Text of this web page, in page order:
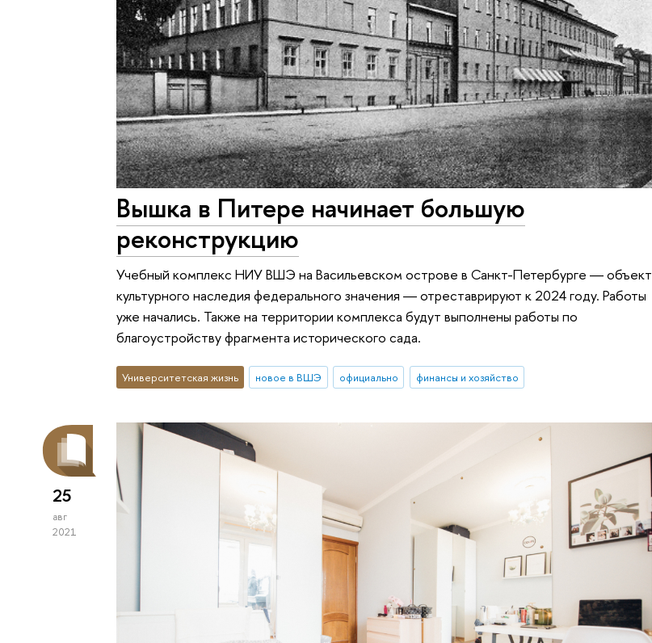
Вышка в Питере начинает большую
реконструкцию
Учебный комплекс НИУ ВШЭ на Васильевском острове в Санкт-Петербурге ― объект
культурного наследия федерального значения ― отреставрируют к 2024 году. Работы
уже начались. Также на территории комплекса будут выполнены работы по
благоустройству фрагмента исторического сада.
Университетская жизнь новое в ВШЭ официально финансы и хозяйство
25
авг
2021